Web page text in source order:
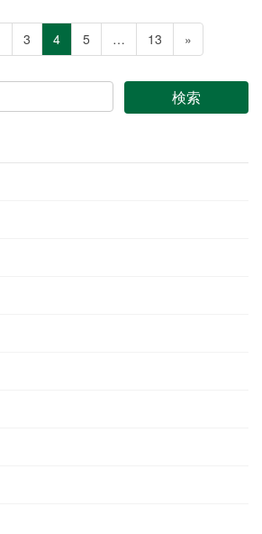
ペ
ー
ジ
3
ペ
ー
ジ
4
ペ
ー
ジ
5 …
ペ
ー
ジ
13 »